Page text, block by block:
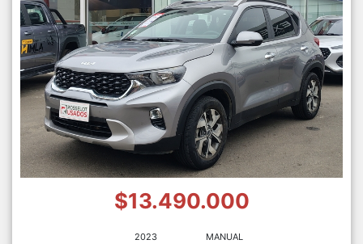
$13.490.000
2023
MANUAL